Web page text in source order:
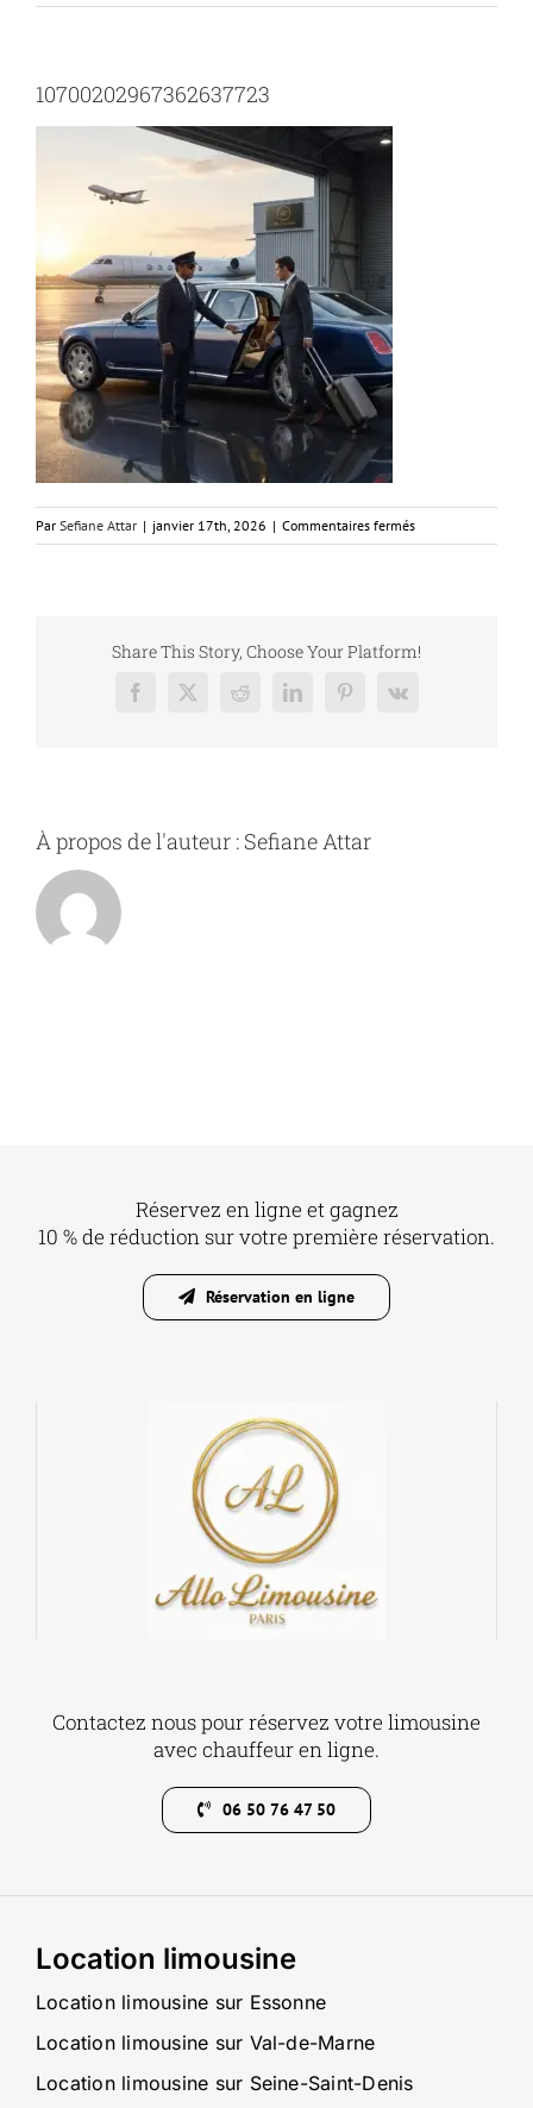
10700202967362637723
Par Sefiane Attar | janvier 17th, 2026 | Commentaires ferméssur
Share This Story, Choose Your Platform!
Facebook
X RedditLinkedInPinterest
Vk
À propos de l'auteur : Sefiane Attar
Réservez en ligne et gagnez
10 % de réduction sur votre première réservation.
Réservation en ligne
Contactez nous pour réservez votre limousine
avec chauffeur en ligne.
06 50 76 47 50
Location limousine
Location limousine sur Essonne
Location limousine sur Val-de-Marne
Location limousine sur Seine-Saint-Denis